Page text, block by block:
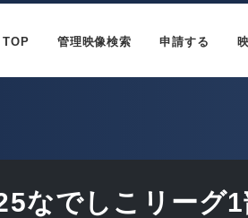
TOP 管理映像検索 申請する
なでしこリーグ